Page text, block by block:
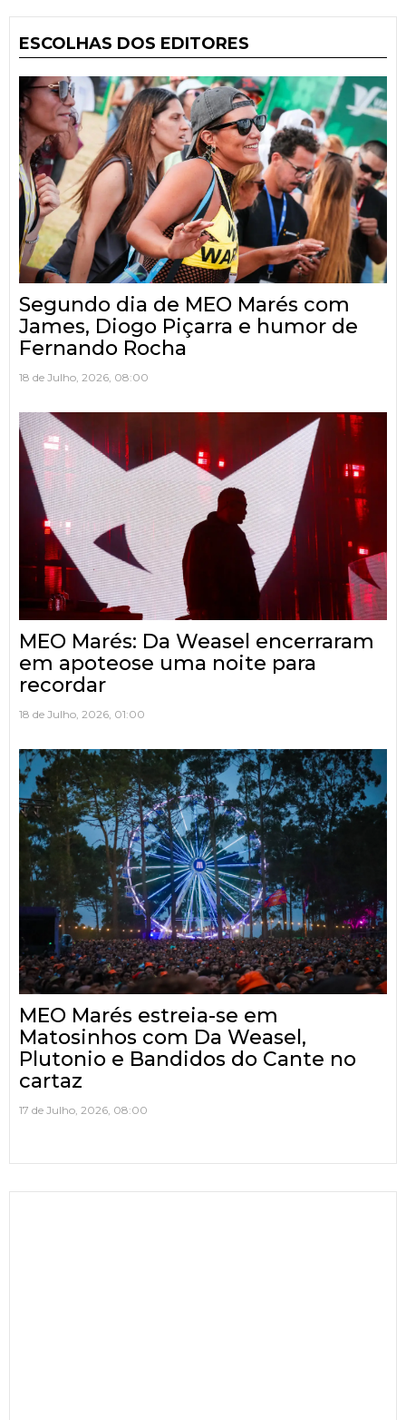
ESCOLHAS DOS EDITORES
Segundo dia de MEO Marés com
James, Diogo Piçarra e humor de
Fernando Rocha
18 de Julho, 2026, 08:00
MEO Marés: Da Weasel encerraram
em apoteose uma noite para
recordar
18 de Julho, 2026, 01:00
MEO Marés estreia-se em
Matosinhos com Da Weasel,
Plutonio e Bandidos do Cante no
cartaz
17 de Julho, 2026, 08:00